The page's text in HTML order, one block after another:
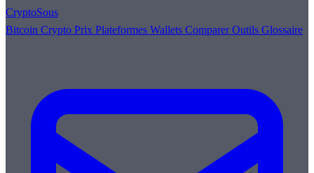
CryptoSous
Bitcoin Crypto Prix Plateformes Wallets ComparerOutils Glossaire